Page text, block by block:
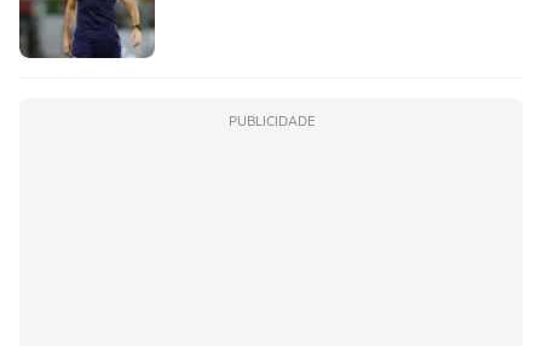
PUBLICIDADE